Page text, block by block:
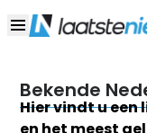
Bekende
Hier vindt u een
en het meest